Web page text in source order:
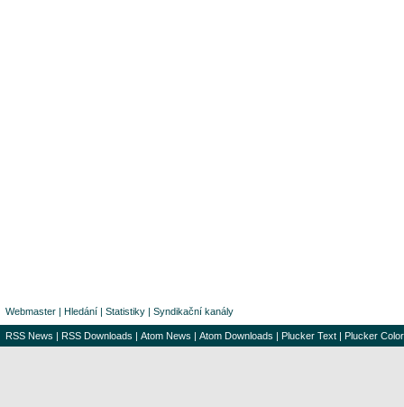
Webmaster | Hledání | Statistiky | Syndikační kanály
RSS News | RSS Downloads | Atom News | Atom Downloads | Plucker Text | Plucker Color